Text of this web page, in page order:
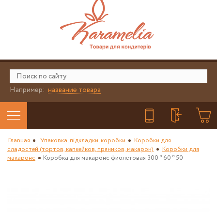
Например: название товара
Главная Упаковка, підкладки, коробки
Коробки для
сладостей (тортов, капкейков, пряников, макарон)
Коробки для
макаронс
Коробка для макаронс фиолетовая 300 * 60 * 50